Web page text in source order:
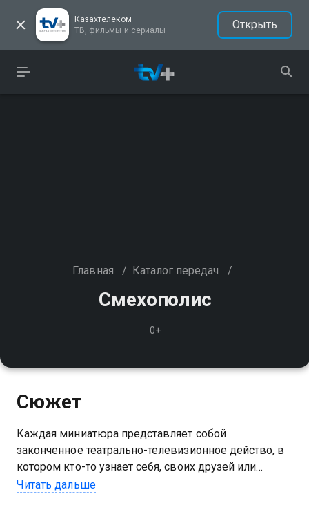
Казахтелеком
ТВ, фильмы и сериалы
Открыть
Главная / Каталог передач /
Смехополис
0+
Сюжет
Каждая миниатюра представляет собой
законченное театрально-телевизионное действо, в
котором кто-то узнает себя, своих друзей или
соседей и с улыбкой и смехом посмотрит на
Читать дальше